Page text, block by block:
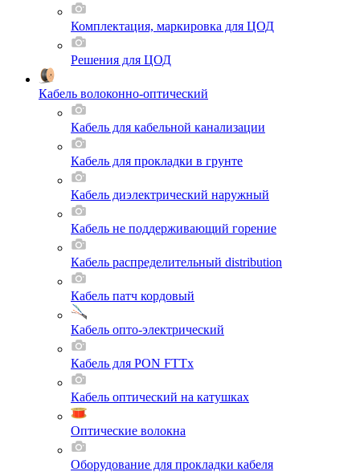
Комплектация, маркировка для ЦОД
Решения для ЦОД
Кабель волоконно-оптический
Кабель для кабельной канализации
Кабель для прокладки в грунте
Кабель диэлектрический наружный
Кабель не поддерживающий горение
Кабель распределительный distribution
Кабель патч кордовый
Кабель опто-электрический
Кабель для PON FTTx
Кабель оптический на катушках
Оптические волокна
Оборудование для прокладки кабеля